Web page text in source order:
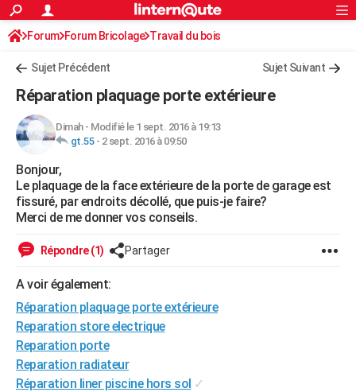
ACTUALITÉS
Politique
Société
Faits Divers
Education
Monde
Villes
+
FINANCE
Retraite
Impôts
Epargne
Immobilier
Risques naturels par ville
Banque
Assurance
Crédit
AUTO
Essais
Réserver un essai
Citadines
Berlines
SUV
Forum auto
+HIGH-TECH
Mobiles
Meilleur smartphone
Internet
Ordinateurs
Jeux vidéo
Guide high-tech
+BRICOLAGE
Forum
Aménagement intérieur
Extérieur
Cuisine
Salle de bains
Jardinage
Rangement
WEEK-END
LIFESTYLE
Art de vivre
Bien-être
Loisirs
Mode
Modes de vie
SANTE
Alimentation
Guide de la santé
Maladies
Médicaments
Sommeil
VOYAGE
Destinations
City break
Voyage nature
Voyage de noces
Forum
Climat
+PHOTO
S'inscrire
Connexion
Forum Forum Bricolage Travail du bois
Sujet Précédent Sujet Suivant
Réparation plaquage porte extérieure
Dimah- Modifié le 1 sept. 2016 à 19:13
gt.55- 2 sept. 2016 à 09:50
Bonjour,
Le plaquage de la face extérieure de la porte de garage est
fissuré, par endroits décollé, que puis-je faire?
Merci de me donner vos conseils.
Répondre (1) Partager
A voir également:
Réparation plaquage porte extérieure
Reparation store electrique
Reparation porte
Reparation radiateur
Réparation liner piscine hors sol ✓